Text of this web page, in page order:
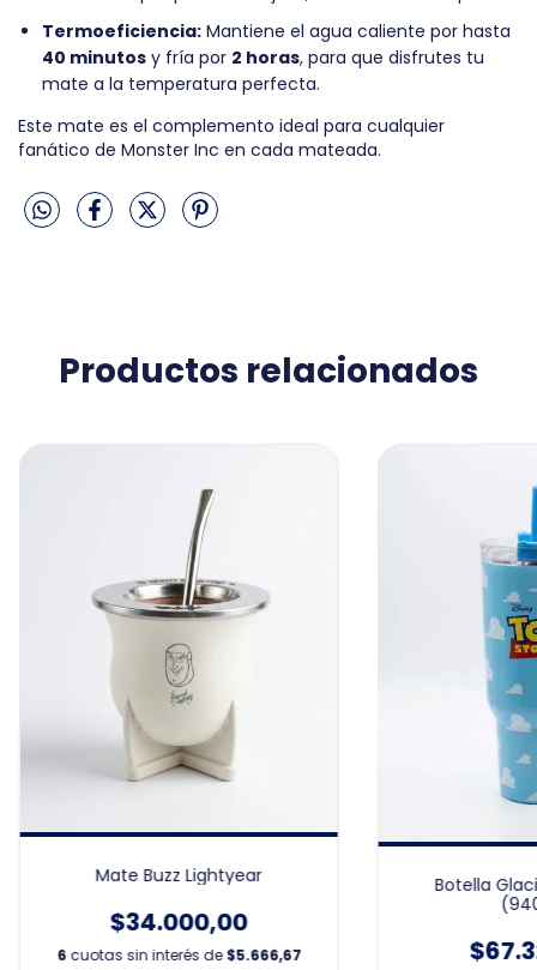
Termoeficiencia: Mantiene el agua caliente por hasta
40 minutos y fría por 2 horas, para que disfrutes tu
mate a la temperatura perfecta.
Este mate es el complemento ideal para cualquier
fanático de Monster Inc en cada mateada.
Productos relacionados
Mate Buzz Lightyear
$34.000,00
6 cuotas sin interés de$5.666,67
Botella